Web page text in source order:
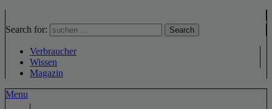
Search for: Search
Verbraucher
Wissen
Magazin
Menu